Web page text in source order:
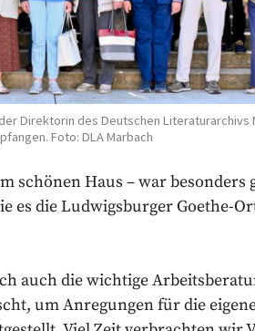
Direktorin des Deutschen Literaturarchivs
Foto: DLA Marbach
schönen Haus – war besonders
es die Ludwigsburger Goethe-
auch die wichtige
um Anregungen für die